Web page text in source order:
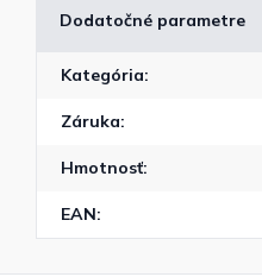
Dodatočné parametre
Kategória:
Záruka:
Hmotnosť:
EAN: